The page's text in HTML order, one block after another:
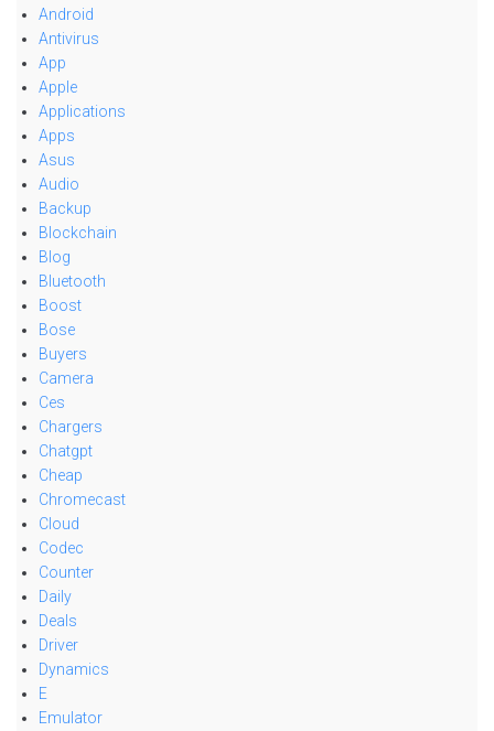
Android
Antivirus
App
Apple
Applications
Apps
Asus
Audio
Backup
Blockchain
Blog
Bluetooth
Boost
Bose
Buyers
Camera
Ces
Chargers
Chatgpt
Cheap
Chromecast
Cloud
Codec
Counter
Daily
Deals
Driver
Dynamics
E
Emulator